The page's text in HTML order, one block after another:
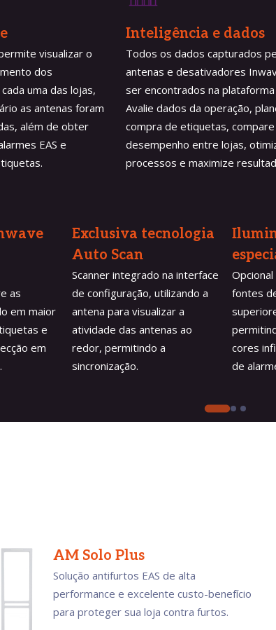
visualizar o
dos
uma das lojas,
as antenas foram
além de obter
EAS e
Inteligência e dados
Todos os dados capturados
antenas e desativadores
ser encontrados na plataforma
Avalie dados da operação,
compra de etiquetas,
desempenho entre lojas,
processos e maximize
as
em maior
e
em
Exclusiva tecnologia
Auto Scan
Scanner integrado na interface
de configuração, utilizando a
antena para visualizar a
atividade das antenas ao
redor, permitindo a
sincronização.
fontes
cores
de
AM Solo Plus
Solução antifurtos EAS de alta
performance e excelente custo-benefício
para proteger sua loja contra furtos.